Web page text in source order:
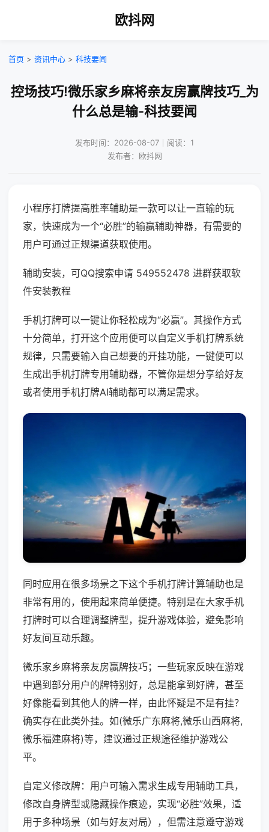
欧抖网
首页 > 资讯中心 > 科技要闻
控场技巧!微乐家乡麻将亲友房赢牌技巧_为
什么总是输-科技要闻
发布时间：2026-08-07｜阅读：1
发布者：欧抖网
小程序打牌提高胜率辅助是一款可以让一直输的玩
家，快速成为一个“必胜”的输赢辅助神器，有需要的
用户可通过正规渠道获取使用。
辅助安装，可QQ搜索申请 549552478 进群获取软
件安装教程
手机打牌可以一键让你轻松成为“必赢”。其操作方式
十分简单，打开这个应用便可以自定义手机打牌系统
规律，只需要输入自己想要的开挂功能，一键便可以
生成出手机打牌专用辅助器，不管你是想分享给好友
或者使用手机打牌AI辅助都可以满足需求。
同时应用在很多场景之下这个手机打牌计算辅助也是
非常有用的，使用起来简单便捷。特别是在大家手机
打牌时可以合理调整牌型，提升游戏体验，避免影响
好友间互动乐趣。
微乐家乡麻将亲友房赢牌技巧；一些玩家反映在游戏
中遇到部分用户的牌特别好，总是能拿到好牌，甚至
好像能看到其他人的牌一样，由此怀疑是不是有挂？
确实存在此类外挂。如(微乐广东麻将,微乐山西麻将,
微乐福建麻将)等，建议通过正规途径维护游戏公
平。
自定义修改牌：用户可输入需求生成专用辅助工具，
修改自身牌型或隐藏操作痕迹，实现“必胜”效果，适
用于多种场景（如与好友对局），但需注意遵守游戏